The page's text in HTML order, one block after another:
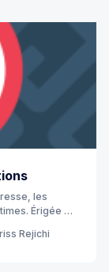
les
Érigée en
Rejichi